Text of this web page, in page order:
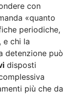
con
«quanto
periodiche,
e chi la
detenzione può
disposti
più che da